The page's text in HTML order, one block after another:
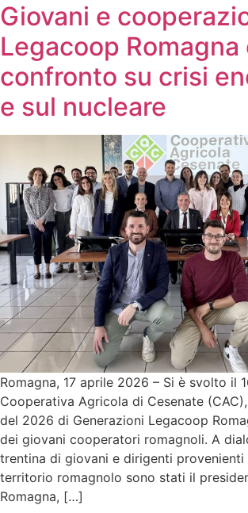
Giovani e
Legacoop
confronto su crisi
e sul nucleare
Romagna, 17 aprile 2026 – Si è svolto il
Cooperativa Agricola di Cesenate
del 2026 di Generazioni Legacoop
dei giovani cooperatori romagnoli. A
trentina di giovani e dirigenti
territorio romagnolo sono stati il
Romagna, […]